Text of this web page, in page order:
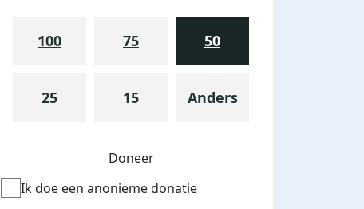
100 75 50
25 15 Anders
Doneer
Ik doe een anonieme donatie